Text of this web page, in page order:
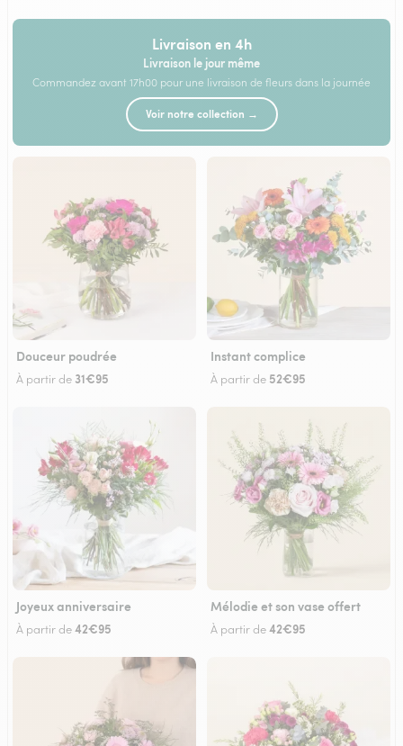
Livraison en 4h
Livraison le jour même
Commandez avant 17h00 pour une livraison de fleurs dans la journée
Voir notre collection →
Douceur poudrée
À partir de 31€95
Instant complice
À partir de 52€95
Joyeux anniversaire
À partir de42€95
Mélodie et son vase offert
À partir de42€95